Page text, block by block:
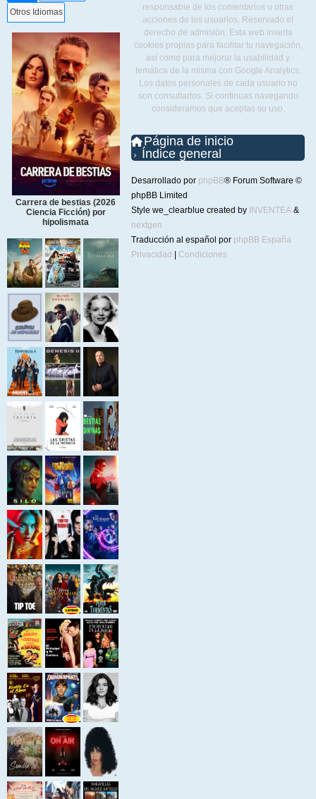
Otros Idiomas
Carrera de bestias (2026
Ciencia Ficción) por
hipolismata
responsable de los comentarios u otras
acciones de los usuarios. Reservado el
derecho de admisión. Esta web inserta
cookies propias para facilitar tu navegación,
así como para mejorar la usabilidad y
temática de la misma con Google Analytics.
Los datos personales de cada usuario no
son consultados. Si continuas navegando
consideramos que aceptas su uso.
Página de inicio
Índice general
Desarrollado por phpBB® Forum Software ©
phpBB Limited
Style we_clearblue created by INVENTEA &
nextgen
Traducción al español por phpBB España
Privacidad | Condiciones